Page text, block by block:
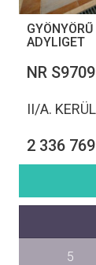
GYÖNYÖRŰ
ADYLIGET
NR S9709
II/A.
2 336
5